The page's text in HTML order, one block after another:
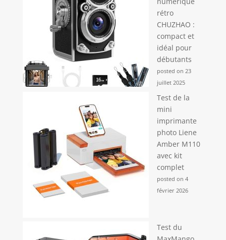
rétro
CHUZHAO :
compact et
idéal pour
débutants
posted on 23
juillet 2025
Test de la
mini
imprimante
photo Liene
Amber M110
avec kit
complet
posted on 4
février 2026
Test du